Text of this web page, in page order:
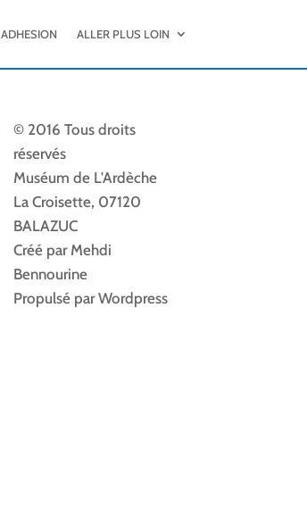
ADHESION ALLER PLUS LOIN
© 2016 Tous droits
réservés
Muséum de L'Ardèche
La Croisette, 07120
BALAZUC
Créé par Mehdi
Bennourine
Propulsé par Wordpress